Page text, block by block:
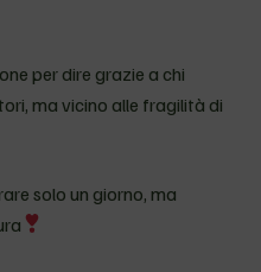
per dire grazie a chi
ma vicino alle fragilità di
solo un giorno, ma